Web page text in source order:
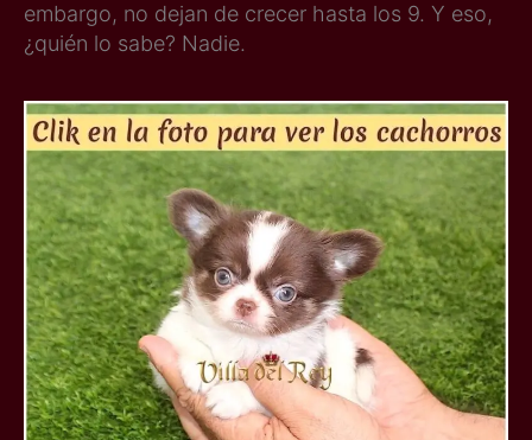
embargo, no dejan de crecer hasta los 9. Y eso,
¿quién lo sabe? Nadie.